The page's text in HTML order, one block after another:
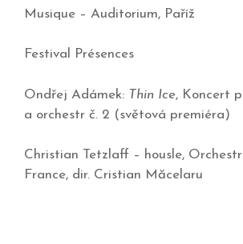
Musique – Auditorium, Paříž
Festival Présences
Ondřej Adámek: Thin Ice, Koncert
a orchestr č. 2 (světová premiéra)
Christian Tetzlaff – housle,
France, dir. Cristian Măcelaru